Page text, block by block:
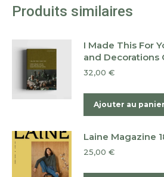
Produits similaires
I Made This For
and Decorations
32,00 €
Ajouter au panier
Laine Magazine
25,00 €